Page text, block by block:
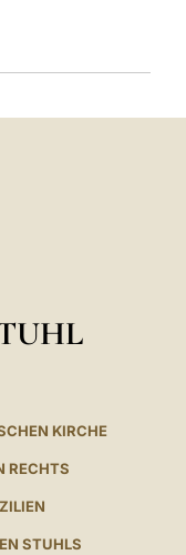
KIRCHE
RECHTS
STUHLS